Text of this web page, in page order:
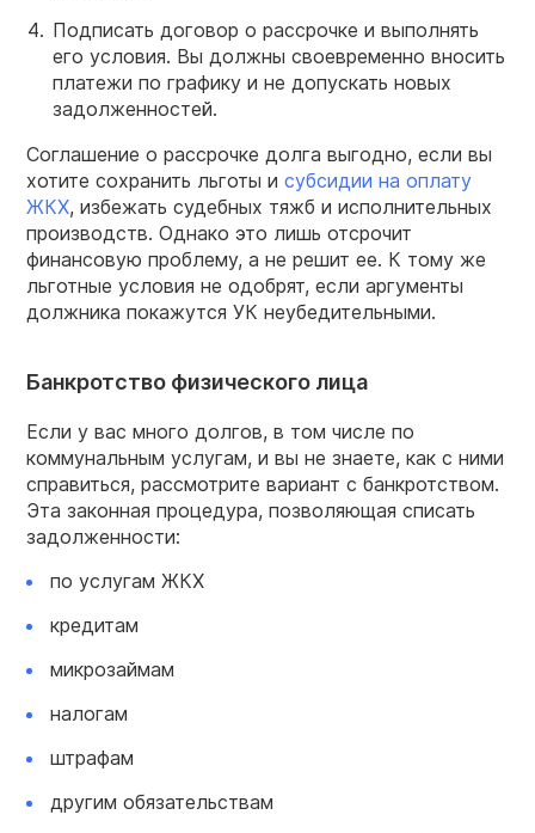
Подписать договор о рассрочке и выполнять
его условия. Вы должны своевременно вносить
платежи по графику и не допускать новых
задолженностей.
Соглашение о рассрочке долга выгодно, если вы
хотите сохранить льготы и субсидии на оплату
ЖКХ, избежать судебных тяжб и исполнительных
производств. Однако это лишь отсрочит
финансовую проблему, а не решит ее. К тому же
льготные условия не одобрят, если аргументы
должника покажутся УК неубедительными.
Банкротство физического лица
Если у вас много долгов, в том числе по
коммунальным услугам, и вы не знаете, как с ними
справиться, рассмотрите вариант с банкротством.
Эта законная процедура, позволяющая списать
задолженности:
по услугам ЖКХ
кредитам
микрозаймам
налогам
штрафам
другим обязательствам